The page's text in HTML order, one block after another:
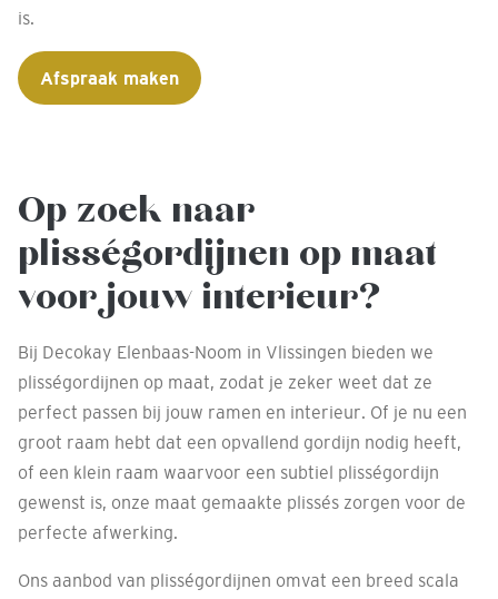
is.
Afspraak maken
Op zoek naar
plisségordijnen op maat
voor jouw interieur?
Bij Decokay Elenbaas-Noom in Vlissingen bieden we
plisségordijnen op maat, zodat je zeker weet dat ze
perfect passen bij jouw ramen en interieur. Of je nu een
groot raam hebt dat een opvallend gordijn nodig heeft,
of een klein raam waarvoor een subtiel plisségordijn
gewenst is, onze maat gemaakte plissés zorgen voor de
perfecte afwerking.
Ons aanbod van plisségordijnen omvat een breed scala